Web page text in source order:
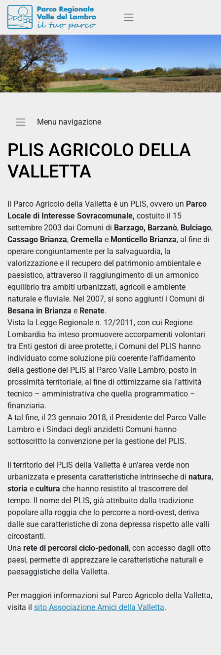
PLIS AGRICOLO DELLA
VALLETTA
Il Parco Agricolo della Valletta è un PLIS, ovvero un Parco
Locale di Interesse Sovracomunale, costuito il 15
settembre 2003 dai Comuni di Barzago, Barzanò, Bulciago,
Cassago Brianza, Cremella e Monticello Brianza, al fine di
operare congiuntamente per la salvaguardia, la
valorizzazione e il recupero del patrimonio ambientale e
paesistico, attraverso il raggiungimento di un armonico
equilibrio tra ambiti urbanizzati, agricoli e ambiente
naturale e fluviale. Nel 2007, si sono aggiunti i Comuni di
Besana in Brianza e Renate.
Vista la Legge Regionale n. 12/2011, con cui Regione
Lombardia ha inteso promuovere accorpamenti volontari
tra Enti gestori di aree protette, i Comuni del PLIS hanno
individuato come soluzione più coerente l’affidamento
della gestione del PLIS al Parco Valle Lambro, posto in
prossimità territoriale, al fine di ottimizzarne sia l’attività
tecnico – amministrativa che quella programmatico –
finanziaria.
A tal fine, il 23 gennaio 2018, il Presidente del Parco Valle
Lambro e i Sindaci degli anzidetti Comuni hanno
sottoscritto la convenzione per la gestione del PLIS.
Il territorio del PLIS della Valletta è un'area verde non
urbanizzata e presenta caratteristiche intrinseche di natura,
storia e cultura che hanno resistito al trascorrere del
tempo. Il nome del PLIS, già attribuito dalla tradizione
popolare alla roggia che lo percorre a nord-ovest, deriva
dalle sue caratteristiche di zona depressa rispetto alle valli
circostanti.
Una rete di percorsi ciclo-pedonali, con accesso dagli otto
paesi, permette di apprezzare le caratteristiche naturali e
paesaggistiche della Valletta.
Per maggiori informazioni sul Parco Agricolo della Valletta,
visita il sito Associazione Amici della Valletta.